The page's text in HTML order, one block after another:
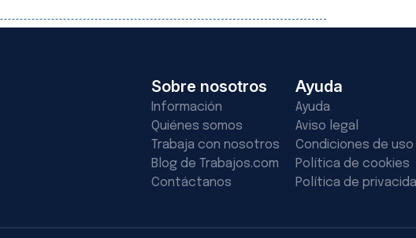
Sobre nosotros
Información
Quiénes somos
Trabaja con nosotros
Blog de Trabajos.com
Contáctanos
Ayuda
Ayuda
Aviso legal
Condiciones de uso
Política de cookies
Política de